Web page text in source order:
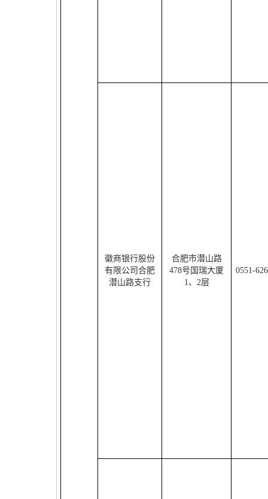
徽商银行股份
有限公司合肥
潜山路支行
合肥市潜山路
478号国瑞大厦
1、 2层
0551-